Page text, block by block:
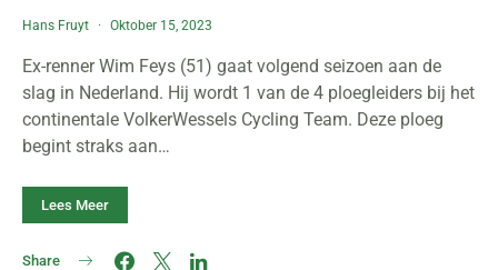
Hans Fruyt Oktober 15, 2023
Ex-renner Wim Feys (51) gaat volgend seizoen aan de
slag in Nederland. Hij wordt 1 van de 4 ploegleiders bij het
continentale VolkerWessels Cycling Team. Deze ploeg
begint straks aan…
Lees Meer
Share